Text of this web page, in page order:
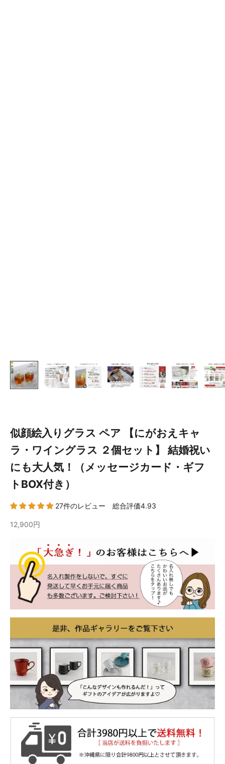
似顔絵入りグラス ペア 【にがおえキャ
ラ・ワイングラス ２個セット】 結婚祝い
にも大人気！（メッセージカード・ギフ
トBOX付き）
27件のレビュー 総合評価4.93
12,900円